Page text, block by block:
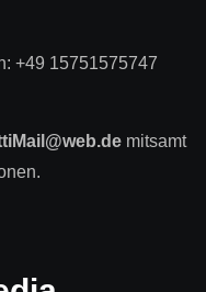
+49 15751575747
mitsamt